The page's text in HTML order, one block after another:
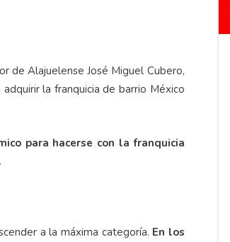
de Alajuelense José Miguel Cubero,
la franquicia de barrio México
para hacerse con la franquicia
a la máxima categoría. En los